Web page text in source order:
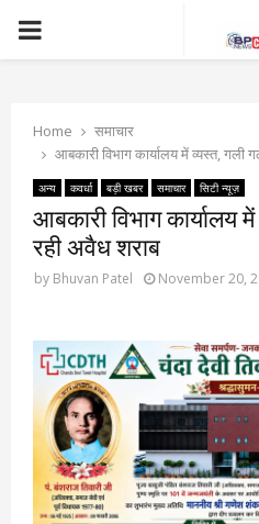
PRIMARY
Home
समाचार
आबकारी विभाग कार्यालय में व्यस्त, गली
अन्य कवर्धा बड़ी खबर समाचार सिटी न्यूज़
आबकारी विभाग कार्यालय
रही अवैध शराब
by Bhuvan Patel November 20,